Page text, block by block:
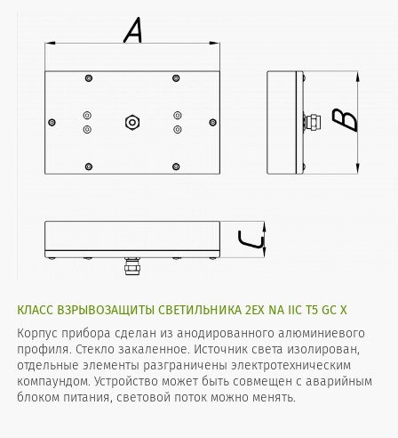
КЛАСС ВЗРЫВОЗАЩИТЫ СВЕТИЛЬНИКА 2EX NA IIC T5 GC X
Корпус прибора сделан из анодированного алюминиевого
профиля. Стекло закаленное. Источник света изолирован,
отдельные элементы разграничены электротехническим
компаундом. Устройство может быть совмещен с аварийным
блоком питания, световой поток можно менять.